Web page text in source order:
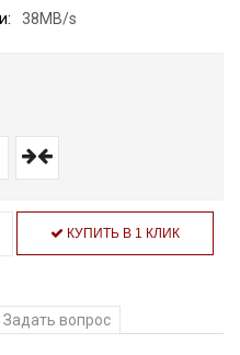
38MB/s
КУПИТЬ В 1 КЛИК
Задать вопрос